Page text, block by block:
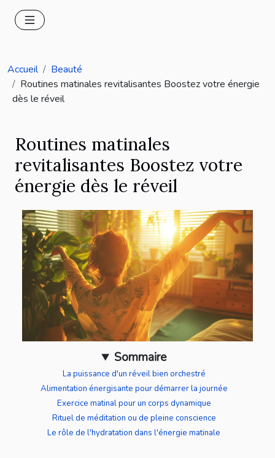
Accueil
Beauté
Routines matinales revitalisantes Boostez votre énergie
dès le réveil
Routines matinales
revitalisantes Boostez votre
énergie dès le réveil
Sommaire
La puissance d'un réveil bien orchestré
Alimentation énergisante pour démarrer la journée
Exercice matinal pour un corps dynamique
Rituel de méditation ou de pleine conscience
Le rôle de l'hydratation dans l'énergie matinale